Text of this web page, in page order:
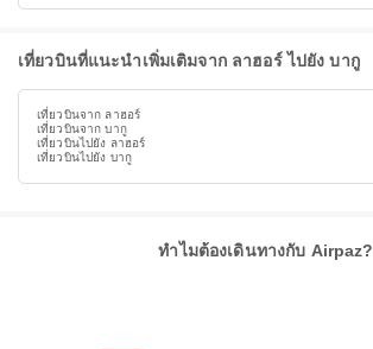
เที่ยวบินที่แนะนำเพิ่มเติมจาก ลาฮอร์ ไปยัง บากู
เที่ยวบินจาก ลาฮอร์
เที่ยวบินจาก บากู
เที่ยวบินไปยัง ลาฮอร์
เที่ยวบินไปยัง บากู
ทำไมต้องเดินทางกับ Airpaz?